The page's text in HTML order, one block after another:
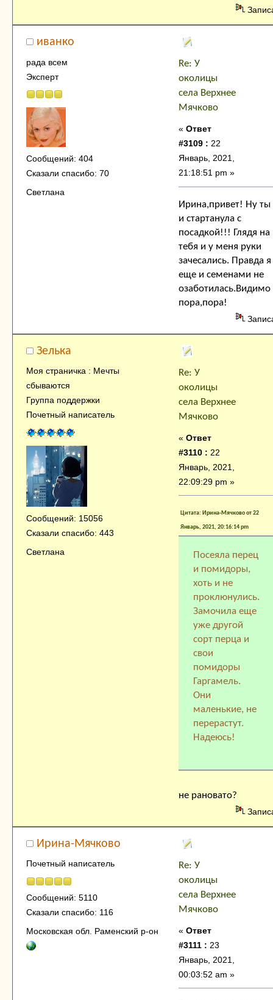
иванко
рада всем
Эксперт
Сообщений: 404
Сказали спасибо: 70
Светлана
Re: У
околицы
села Верхнее
Мячково
« Ответ
#3109 : 22
Январь, 2021,
21:18:51 pm »
Ирина,привет! Ну ты
и стартанула с
посадкой!!! Глядя на
тебя и у меня руки
зачесались. Правда я
еще и семенами не
озаботилась.Видимо
пора,пора!
Зелька
Моя страничка : Мечты
сбываются
Группа поддержки
Почетный написатель
Сообщений: 15056
Сказали спасибо: 443
Светлана
Re: У
околицы
села Верхнее
Мячково
« Ответ
#3110 : 22
Январь, 2021,
22:09:29 pm »
Цитата: Ирина-Мячково от 22
Январь, 2021, 20:16:14 pm
Посеяла перец
и помидоры,
хоть и не
проклюнулись.
Замочила еще
уже другой
сорт перца и
свои
помидоры
Гаргамель.
Они
маленькие, не
перерастут.
Надеюсь!
не рановато?
Ирина-Мячково
Почетный написатель
Сообщений: 5110
Сказали спасибо: 116
Московская обл. Раменский р-он
Re: У
околицы
села Верхнее
Мячково
« Ответ
#3111 : 23
Январь, 2021,
00:03:52 am »